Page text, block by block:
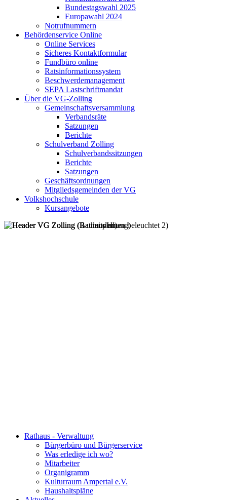
Bundestagswahl 2025
Europawahl 2024
Notrufnummern
Behördenservice Online
Online Services
Sicheres Kontaktformular
Fundbüro online
Ratsinformationssystem
Beschwerdemanagement
SEPA Lastschriftmandat
Über die VG-Zolling
Gemeinschaftsversammlung
Verbandsräte
Satzungen
Berichte
Schulverband Zolling
Schulverbandssitzungen
Berichte
Satzungen
Geschäftsordnungen
Mitgliedsgemeinden der VG
Volkshochschule
Kursangebote
Rathaus - Verwaltung
Bürgerbüro und Bürgerservice
Was erledige ich wo?
Mitarbeiter
Organigramm
Kulturraum Ampertal e.V.
Haushaltspläne